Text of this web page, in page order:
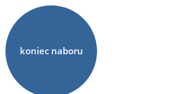
koniec naboru